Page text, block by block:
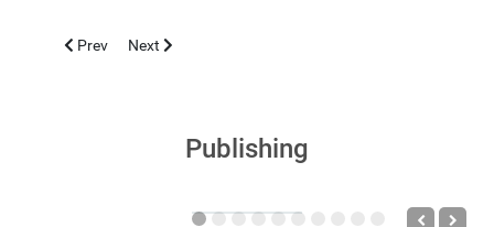
Previous article: Pediatric Thrombophilia
Prev Next article: LA SINDROME DI JOUBERT - MOLAR
Next
Publishing